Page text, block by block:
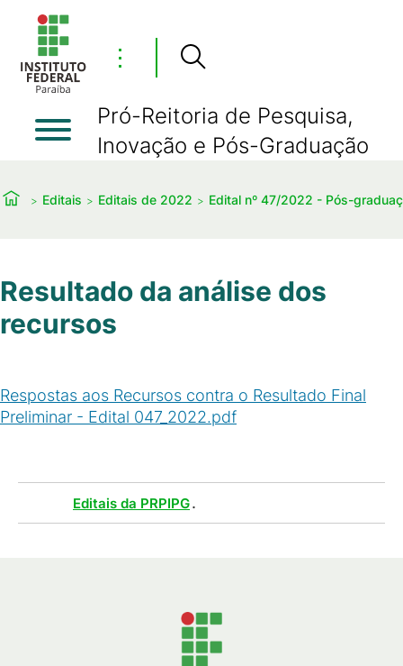
⋮
Pró-Reitoria de Pesquisa,
Inovação e Pós-Graduação
Editais Editais de 2022 Edital nº 47/2022 - Pós-
Resultado da análise dos
recursos
Respostas aos Recursos contra o Resultado Final
Preliminar - Edital 047_2022.pdf
Editais da PRPIPG.